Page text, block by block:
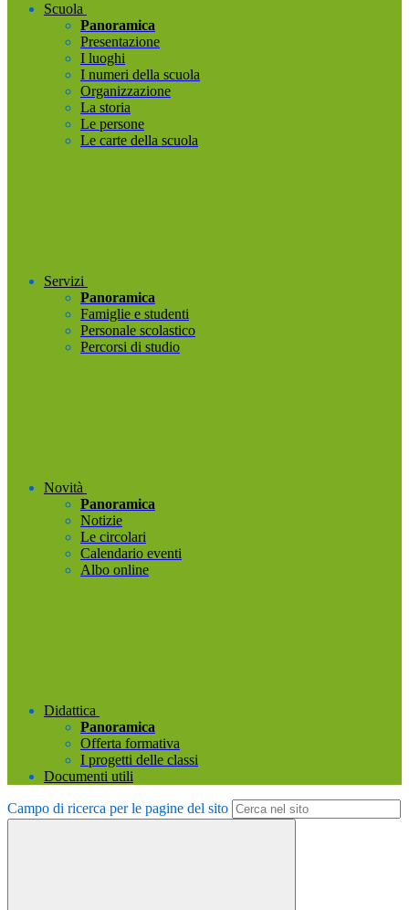
Scuola
Panoramica
Presentazione
I luoghi
I numeri della scuola
Organizzazione
La storia
Le persone
Le carte della scuola
Servizi
Panoramica
Famiglie e studenti
Personale scolastico
Percorsi di studio
Novità
Panoramica
Notizie
Le circolari
Calendario eventi
Albo online
Didattica
Panoramica
Offerta formativa
I progetti delle classi
Documenti utili
Campo di ricerca per le pagine del sito